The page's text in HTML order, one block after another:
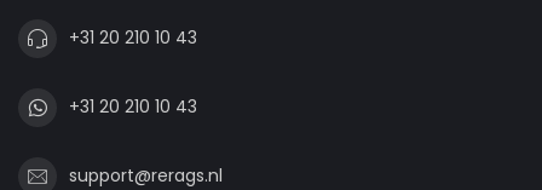
+31 20 210 10 43
+31 20 210 10 43
support@rerags.nl